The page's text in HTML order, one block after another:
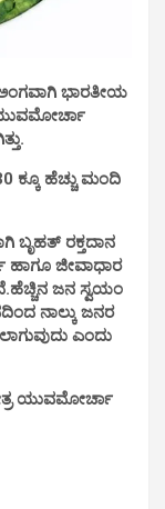
ಭಾರತೀಯ
ಯುವಮೋರ್ಚಾ
ಕ್ಕೂ ಹೆಚ್ಚು ಮಂದಿ
ಬೃಹತ್ ರಕ್ತದಾನ
ಹಾಗೂ ಜೀವಾಧಾರ
ಜನ ಸ್ವಯಂ
ನಾಲ್ಕು ಜನರ
ಎಂದು
ಯುವಮೋರ್ಚಾ